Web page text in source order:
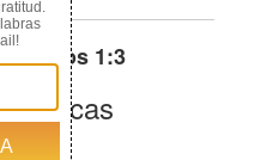
Amos 1:3